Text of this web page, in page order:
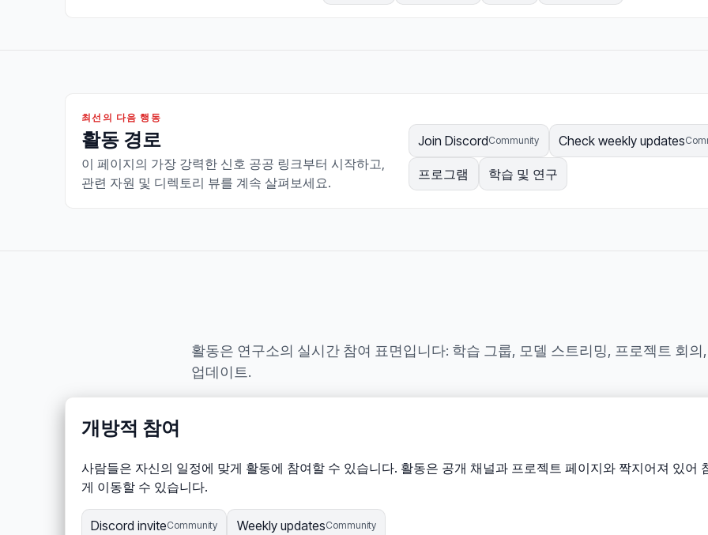
최선의 다음 행동
활동 경로
이 페이지의 가장 강력한 신호 공공 링크부터 시작하고,
관련 자원 및 디렉토리 뷰를 계속 살펴보세요.
Join DiscordCommunity Check weekly updates
프로그램 학습 및 연구
활동은 연구소의 실시간 참여 표면입니다: 학습 그룹, 모델 스트리밍, 프로젝트 회
업데이트.
개방적 참여
사람들은 자신의 일정에 맞게 활동에 참여할 수 있습니다. 활동은 공개 채널과 프로젝트 페이지와 짝지어져 있어
게 이동할 수 있습니다.
Discord inviteCommunity Weekly updatesCommunity